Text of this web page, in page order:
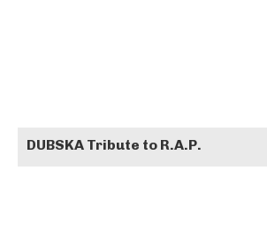
DUBSKA Tribute to R.A.P.